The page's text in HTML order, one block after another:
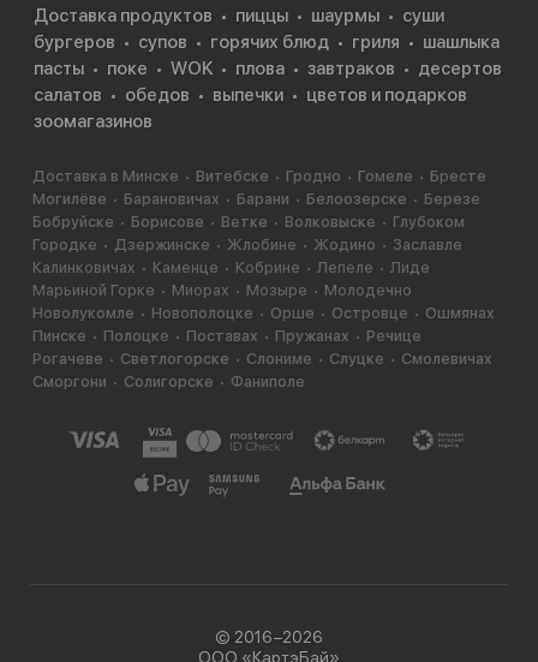
Доставка продуктов пиццы шаурмы
суши
бургеров
супов горячих блюд гриля
шашлыка
пасты
поке WOK плова завтраков
десертов
салатов
обедов выпечки
цветов и подарков
зоомагазинов
Доставка в Минске Витебске Гродно Гомеле
Бресте
Могилёве
Барановичах Барани Белоозерске
Березе
Бобруйске
Борисове Ветке Волковыске
Глубоком
Городке
Дзержинске Жлобине Жодино
Заславле
Калинковичах
Каменце Кобрине Лепеле
Лиде
Марьиной Горке
Миорах Мозыре
Молодечно
Новолукомле
Новополоцке Орше Островце
Ошмянах
Пинске
Полоцке Поставах Пружанах
Речице
Рогачеве
Светлогорске Слониме Слуцке
Смолевичах
Сморгони
Солигорске Фаниполе
© 2016−2026
ООО «КартэБай»